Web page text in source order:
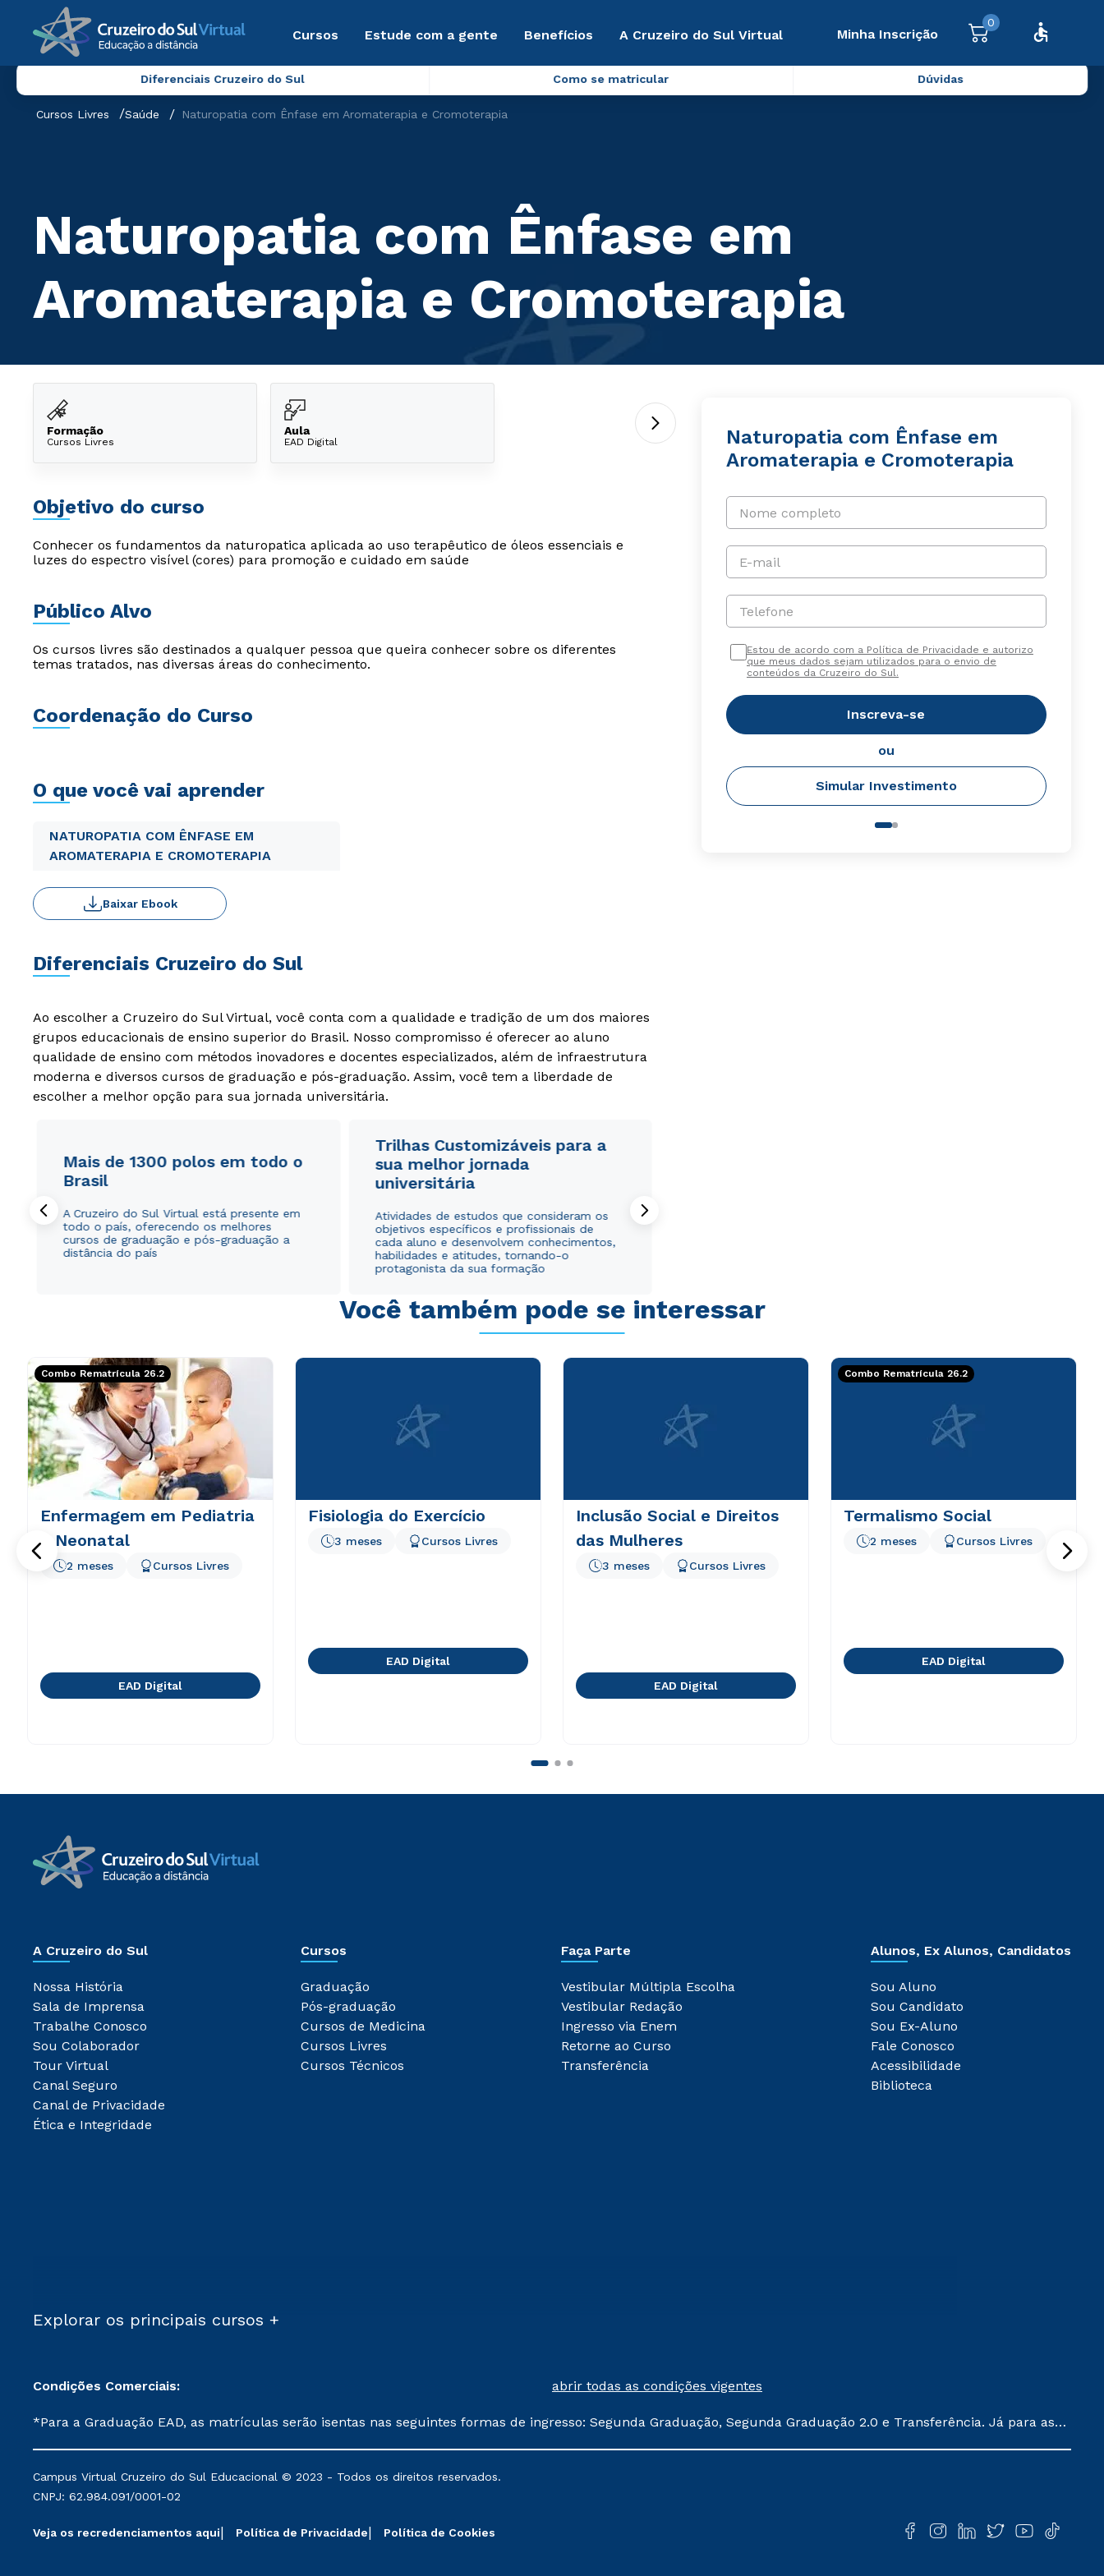
Cursos Estude com a gente Benefícios A Cruzeiro do Sul Virtual Minha Inscrição
0
Diferenciais Cruzeiro do Sul Como se matricular Dúvidas
Cursos Livres Saúde Naturopatia com Ênfase em Aromaterapia e Cromoterapia
Naturopatia com Ênfase em
Aromaterapia e Cromoterapia
Formação
Cursos Livres
Aula
EAD Digital
Objetivo do curso
Conhecer os fundamentos da naturopatica aplicada ao uso terapêutico de óleos essenciais e
luzes do espectro visível (cores) para promoção e cuidado em saúde
Público Alvo
Os cursos livres são destinados a qualquer pessoa que queira conhecer sobre os diferentes
temas tratados, nas diversas áreas do conhecimento.
Coordenação do Curso
O que você vai aprender
NATUROPATIA COM ÊNFASE EM
AROMATERAPIA E CROMOTERAPIA
Baixar Ebook
Diferenciais Cruzeiro do Sul
Ao escolher a Cruzeiro do Sul Virtual, você conta com a qualidade e tradição de um dos maiores
grupos educacionais de ensino superior do Brasil. Nosso compromisso é oferecer ao aluno
qualidade de ensino com métodos inovadores e docentes especializados, além de infraestrutura
moderna e diversos cursos de graduação e pós-graduação. Assim, você tem a liberdade de
escolher a melhor opção para sua jornada universitária.
Mais de 1300 polos em todo o
Brasil
A Cruzeiro do Sul Virtual está presente em
todo o país, oferecendo os melhores
cursos de graduação e pós-graduação a
distância do país
Trilhas Customizáveis para a
sua melhor jornada
universitária
Atividades de estudos que consideram os
objetivos específicos e profissionais de
cada aluno e desenvolvem conhecimentos,
habilidades e atitudes, tornando-o
protagonista da sua formação
Naturopatia com Ênfase em
Aromaterapia e Cromoterapia
Nome completo
E-mail
Telefone
Estou de acordo com a Política de Privacidade e autorizo
que meus dados sejam utilizados para o envio de
conteúdos da Cruzeiro do Sul.
Inscreva-se
ou
Simular Investimento
Você também pode se interessar
Combo Rematrícula 26.2
Enfermagem em Pediatria
e Neonatal
2 meses Cursos Livres
EAD Digital
Fisiologia do Exercício
3 meses Cursos Livres
EAD Digital
Inclusão Social e Direitos
das Mulheres
3 meses Cursos Livres
EAD Digital
Combo Rematrícula 26.2
Termalismo Social
2 meses Cursos Livres
EAD Digital
A Cruzeiro do Sul
Nossa História
Sala de Imprensa
Trabalhe Conosco
Sou Colaborador
Tour Virtual
Canal Seguro
Canal de Privacidade
Ética e Integridade
Cursos
Graduação
Pós-graduação
Cursos de Medicina
Cursos Livres
Cursos Técnicos
Faça Parte
Vestibular Múltipla Escolha
Vestibular Redação
Ingresso via Enem
Retorne ao Curso
Transferência
Alunos, Ex Alunos, Candidatos
Sou Aluno
Sou Candidato
Sou Ex-Aluno
Fale Conosco
Acessibilidade
Biblioteca
Explorar os principais cursos +
Condições Comerciais: abrir todas as condições vigentes
*Para a Graduação EAD, as matrículas serão isentas nas seguintes formas de ingresso: Segunda Graduação, Segunda Graduação 2.0 e Transferência. Já para as
mantidos conforme negociação. Descontos institucionais poderão sofrer alterações nos períodos de rematrícula conforme exposto no contrato de prestação de
serviços.
Campus Virtual Cruzeiro do Sul Educacional © 2023 - Todos os direitos reservados.
CNPJ: 62.984.091/0001-02
Veja os recredenciamentos aqui Política de Privacidade Política de Cookies
WhatsApp
ou
WhatsApp
ou